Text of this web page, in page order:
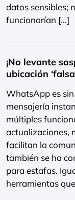
datos sensibles;
funcionarían […]
¡No levante
ubicación
WhatsApp es
mensajería
múltiples
actualizaciones,
facilitan la
también se ha
para estafas.
herramientas